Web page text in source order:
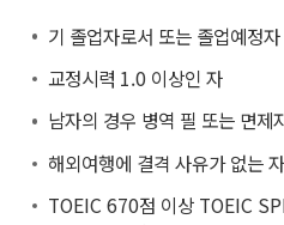
기 졸업자로서 또는 졸업예정자
교정시력 1.0 이상인 자
남자의 경우 병역 필 또는 면제
해외여행에 결격 사유가 없는 자
TOEIC 670점 이상 TOEIC